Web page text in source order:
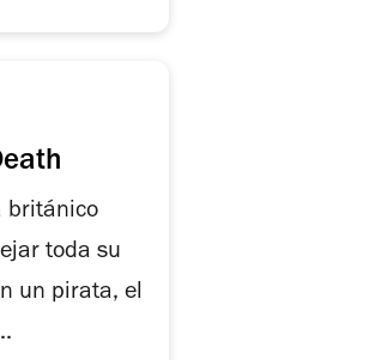
británico
toda su
un pirata, el